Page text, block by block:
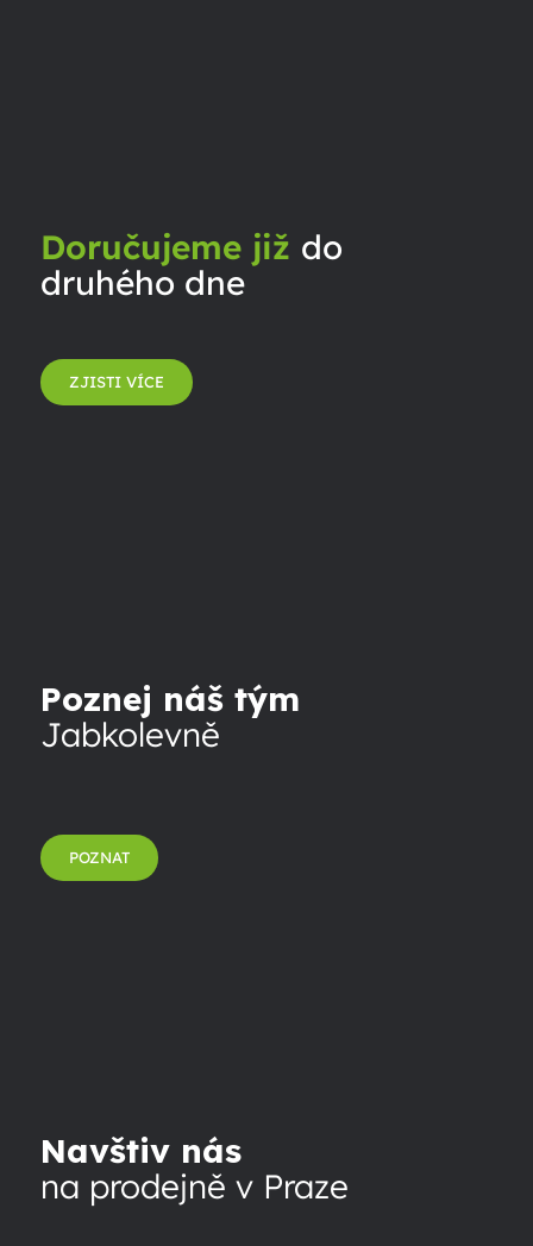
Doručujeme již do
druhého dne
ZJISTI VÍCE
Poznej náš tým
Jabkolevně
POZNAT
Navštiv nás
na prodejně v Praze